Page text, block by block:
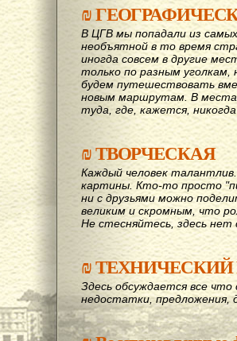
₪
В ЦГВ мы попадали из
необъятной в то время
иногда совсем в другие
только по разным
будем путешествовать
новым маршрутам. В
туда, где, кажется,
₪ТВОРЧЕСКАЯ
Каждый человек
картины. Кто-то просто
ни с друзьями можно
великим и скромным, что
Не стесняйтесь, здесь нет
₪ТЕХНИЧЕСКИЙ
Здесь обсуждается все
недостатки, предложения,